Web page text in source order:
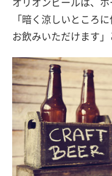
オリオンビールは、ホ
「暗く涼しいところに
お飲みいただけます」